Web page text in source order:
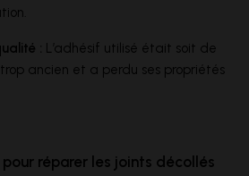
: L’adhésif utilisé était soit de
ancien et a perdu ses propriétés
réparer les joints décollés